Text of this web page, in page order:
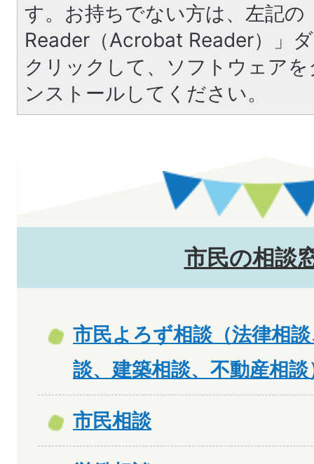
す。お持ちでない方は、左記の
Reader（Acrobat Reader）」
クリックして、ソフトウェア
ンストールしてください。
市民の相談
市民よろず相談（法律相
談、建築相談、不動産相談
市民相談